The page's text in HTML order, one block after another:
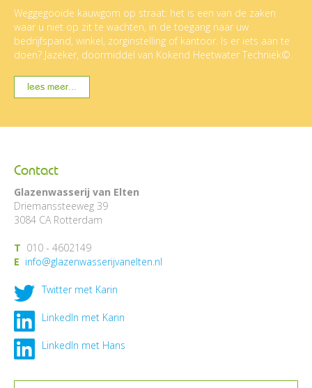
Weggegooide kauwgom op straat: het is een van de zaken
waar u niet op zit te wachten, in de toegang naar uw
bedrijfspand, winkel, zorginstelling of kantoor. Is er iets aan te
doen? Jazeker, doormiddel van Kokend Heetwater Techniek©.
lees meer...
Contact
Glazenwasserij van Elten
Driemanssteeweg 39
3084 CA Rotterdam
T 010 - 4602149
E info@glazenwasserijvanelten.nl
Twitter met Karin
LinkedIn met Karin
LinkedIn met Hans